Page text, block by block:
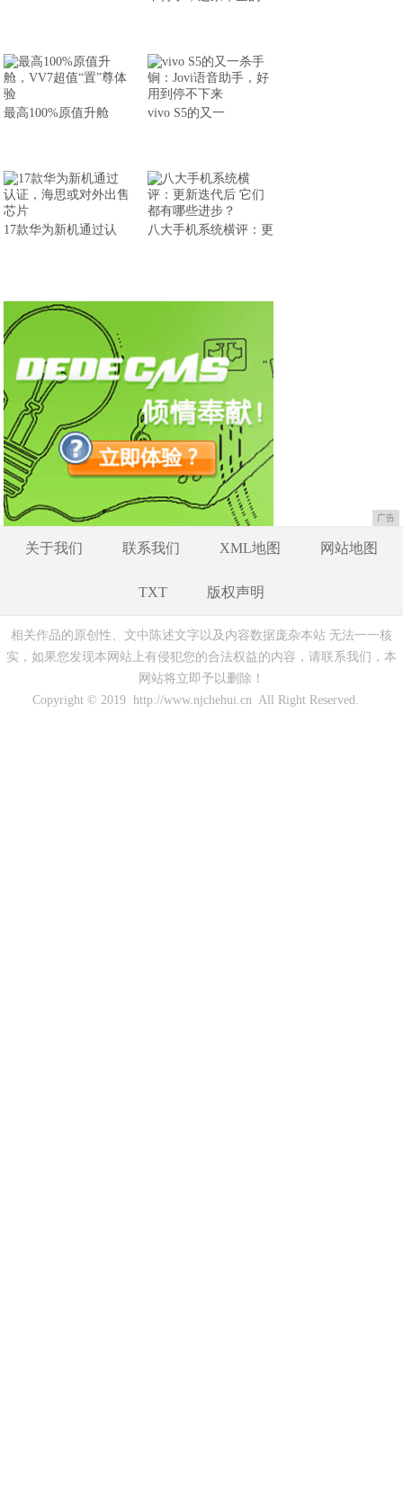
最高100%原值升舱 vivo S5的又一
17款华为新机通过认 八大手机系统横评：更
广告
关于我们 联系我们 XML地图 网站地图
TXT 版权声明
相关作品的原创性、文中陈述文字以及内容数据庞杂本站 无法一一核
实，如果您发现本网站上有侵犯您的合法权益的内容，请联系我们，本
网站将立即予以删除！
Copyright © 2019 http://www.njchehui.cn All Right Reserved.